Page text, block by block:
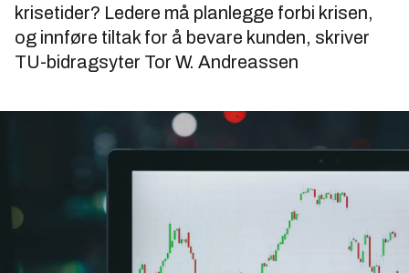
krisetider? Ledere må planlegge forbi krisen,
og innføre tiltak for å bevare kunden, skriver
TU-bidragsyter Tor W. Andreassen